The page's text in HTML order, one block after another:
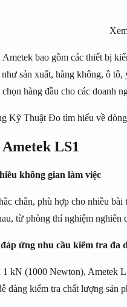
bao gồm các thiết bị
sản xuất, hàng không, ô
hàng đầu cho các doanh
Kỹ Thuật Đo tìm hiểu về
LS1
không gian làm việc
chắn, phù hợp cho nhiều
từ phòng thí nghiệm nghiên
ứng nhu cầu kiểm tra đa
kN (1000 Newton), Ametek
dàng kiểm tra chất lượng sản